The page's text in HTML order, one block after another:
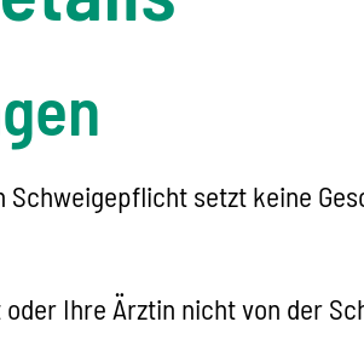
Schweigepflicht setzt keine
Ihre Ärztin nicht von der